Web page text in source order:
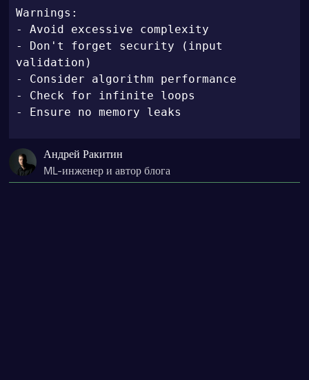
Warnings:
- Avoid excessive complexity
- Don't forget security (input
validation)
- Consider algorithm performance
- Check for infinite loops
- Ensure no memory leaks
Андрей Ракитин
ML-инженер и автор блога